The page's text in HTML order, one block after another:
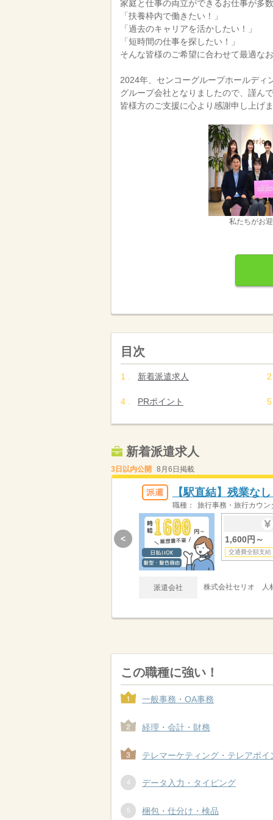
家庭と仕事の両立ができるお仕事が多
「扶養枠内で働きたい！」
「過去のキャリアを活かしたい！」
「短時間の仕事を探したい！」
そんな皆様のご希望に合わせて最適な
2024年、センコーグループホールディ
グループ会社となりましたので、謹ん
皆様方のご支援に心より感謝申し上げ
私たちがお
目次
新着派遣求人
PRポイント
新着派遣求人
3日以内公開 8月6日掲載
【駅直結】残業な
職種： 旅行事務・旅行カウン
1,600円～
交通費全額支給
派遣会社 株式会社セリオ 人
<
この職種に強い！
一般事務・OA事務
経理・会計・財務
テレマーケティング・テレアポイ
データ入力・タイピング
梱包・仕分け・検品